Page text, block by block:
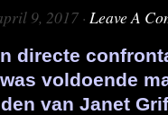
9, 2017 · Leave A
directe
voldoende
van Janet